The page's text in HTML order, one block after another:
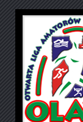
Otwarta Liga